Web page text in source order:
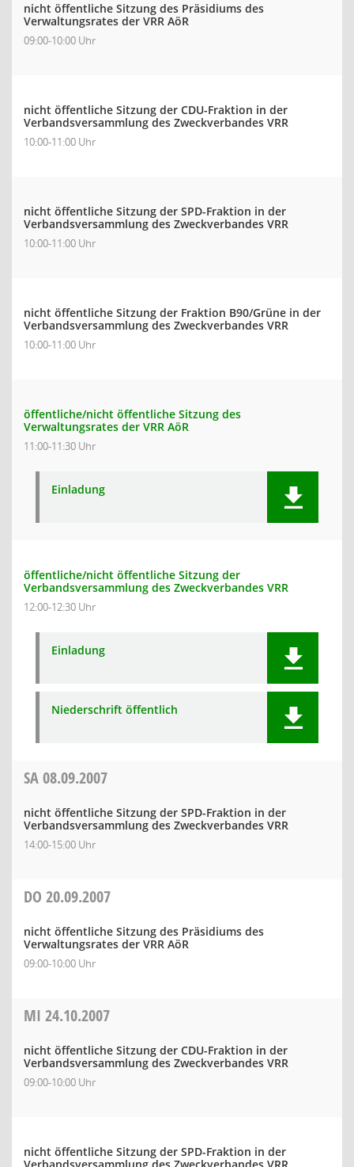
nicht öffentliche Sitzung des Präsidiums des
Verwaltungsrates der VRR AöR
09:00-10:00 Uhr
nicht öffentliche Sitzung der CDU-Fraktion in der
Verbandsversammlung des Zweckverbandes VRR
10:00-11:00 Uhr
nicht öffentliche Sitzung der SPD-Fraktion in der
Verbandsversammlung des Zweckverbandes VRR
10:00-11:00 Uhr
nicht öffentliche Sitzung der Fraktion B90/Grüne in der
Verbandsversammlung des Zweckverbandes VRR
10:00-11:00 Uhr
öffentliche/nicht öffentliche Sitzung des
Verwaltungsrates der VRR AöR
11:00-11:30 Uhr
Einladung
öffentliche/nicht öffentliche Sitzung der
Verbandsversammlung des Zweckverbandes VRR
12:00-12:30 Uhr
Einladung
Niederschrift öffentlich
SA08.09.2007
nicht öffentliche Sitzung der SPD-Fraktion in der
Verbandsversammlung des Zweckverbandes VRR
14:00-15:00 Uhr
DO 20.09.2007
nicht öffentliche Sitzung des Präsidiums des
Verwaltungsrates der VRR AöR
09:00-10:00 Uhr
MI 24.10.2007
nicht öffentliche Sitzung der CDU-Fraktion in der
Verbandsversammlung des Zweckverbandes VRR
09:00-10:00 Uhr
nicht öffentliche Sitzung der SPD-Fraktion in der